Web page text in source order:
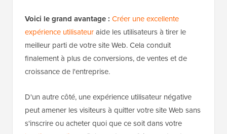
Voici le grand avantage : Créer une excellente
expérience utilisateuraide les utilisateurs à tirer le
meilleur parti de votre site Web. Cela conduit
finalement à plus de conversions, de ventes et de
croissance de l'entreprise.
D'un autre côté, une expérience utilisateur négative
peut amener les visiteurs à quitter votre site Web sans
s'inscrire ou acheter quoi que ce soit dans votre